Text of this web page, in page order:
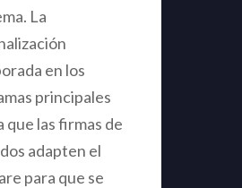
La
en los
principales
que las firmas de
adapten el
para que se